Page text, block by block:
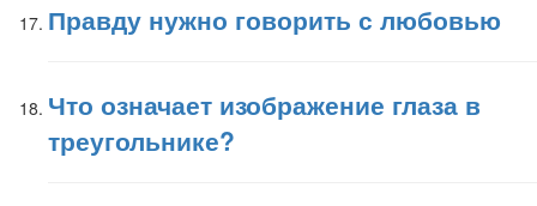
Правду нужно говорить с любовью
Что означает изображение глаза в
треугольнике?